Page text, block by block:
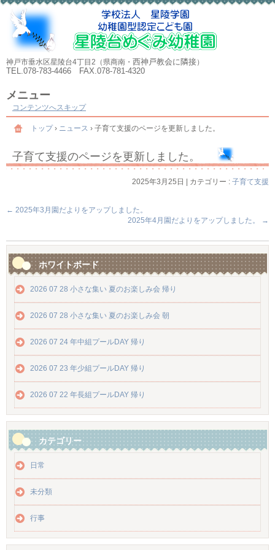
神戸市垂水区星陵台4丁目2（県商南・ 西神戸教会に隣接）
TEL.078-783-4466 FAX.078-781-4320
メニュー
コンテンツへスキップ
トップ › ニュース › 子育て支援のページを更新しました。
子育て支援のページを更新しました。
2025年3月25日 カテゴリー : 子育て支援
← 2025年3月園だよりをアップしました。
2025年4月園だよりをアップしました。
→
ホワイトボード
2026 07 28 小さな集い 夏のお楽しみ会 帰り
2026 07 28 小さな集い 夏のお楽しみ会 朝
2026 07 24 年中組プールDAY 帰り
2026 07 23 年少組プールDAY 帰り
2026 07 22 年長組プールDAY 帰り
カテゴリー
日常
未分類
行事